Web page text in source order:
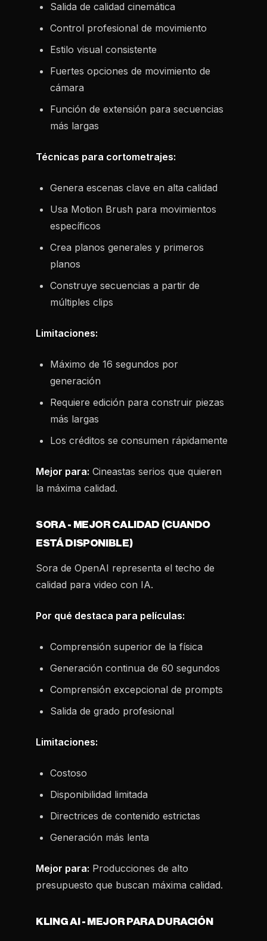
Salida de calidad cinemática
Control profesional de movimiento
Estilo visual consistente
Fuertes opciones de movimiento de
cámara
Función de extensión para secuencias
más largas
Técnicas para cortometrajes:
Genera escenas clave en alta calidad
Usa Motion Brush para movimientos
específicos
Crea planos generales y primeros
planos
Construye secuencias a partir de
múltiples clips
Limitaciones:
Máximo de 16 segundos por
generación
Requiere edición para construir piezas
más largas
Los créditos se consumen rápidamente
Mejor para: Cineastas serios que quieren
la máxima calidad.
SORA - MEJOR CALIDAD (CUANDO
ESTÁ DISPONIBLE)
Sora de OpenAI representa el techo de
calidad para video con IA.
Por qué destaca para películas:
Comprensión superior de la física
Generación continua de 60 segundos
Comprensión excepcional de prompts
Salida de grado profesional
Limitaciones:
Costoso
Disponibilidad limitada
Directrices de contenido estrictas
Generación más lenta
Mejor para: Producciones de alto
presupuesto que buscan máxima calidad.
KLING AI - MEJOR PARA DURACIÓN